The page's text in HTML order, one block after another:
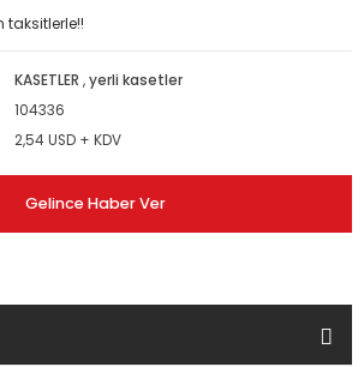
taksitlerle!!
KASETLER ,yerli kasetler
104336
2,54 USD + KDV
Gelince Haber Ver